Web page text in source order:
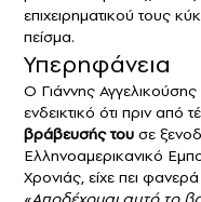
επιχειρηματικού τους
πείσμα.
Υπερηφάνεια
Ο Γιάννης Αγγελικούσης
ενδεικτικό ότι πριν από
βράβευσής του σε
Ελληνοαμερικανικό
Χρονιάς, είχε πει